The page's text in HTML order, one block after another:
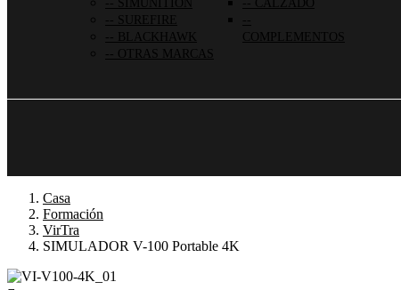
CALZADO
COMPLEMENTOS
SIMUNITION
SUREFIRE
BLACKHAWK
OTRAS MARCAS
Casa
Formación
VirTra
SIMULADOR V-100 Portable 4K